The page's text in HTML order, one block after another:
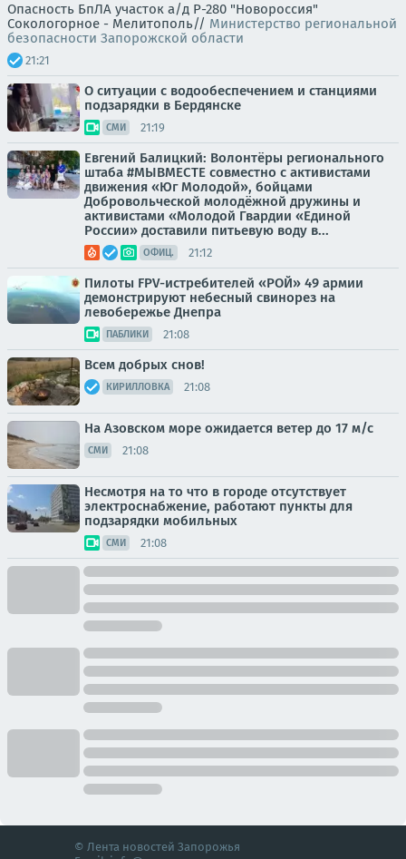
Опасность БпЛА участок а/д Р-280 "Новороссия"
Сокологорное - Мелитополь// Министерство региональной
безопасности Запорожской области
21:21
О ситуации с водообеспечением и станциями
подзарядки в Бердянске
СМИ 21:19
Евгений Балицкий: Волонтёры регионального
штаба #МЫВМЕСТЕ совместно с активистами
движения «Юг Молодой», бойцами
Добровольческой молодёжной дружины и
активистами «Молодой Гвардии «Единой
России» доставили питьевую воду в...
ОФИЦ. 21:12
Пилоты FPV-истребителей «РОЙ» 49 армии
демонстрируют небесный свинорез на
левобережье Днепра
ПАБЛИКИ 21:08
Всем добрых снов!
КИРИЛЛОВКА 21:08
На Азовском море ожидается ветер до 17 м/с
СМИ 21:08
Несмотря на то что в городе отсутствует
электроснабжение, работают пункты для
подзарядки мобильных
СМИ 21:08
© Лента новостей Запорожья